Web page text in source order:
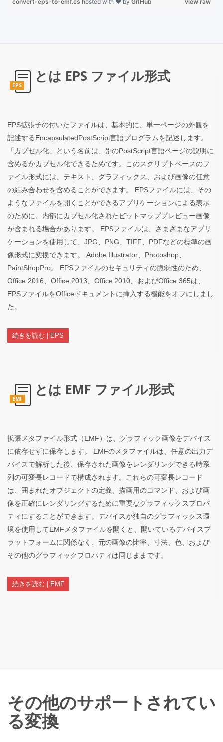
view raw
convert-eps-to-emf.cs hosted with ❤ by GitHub
EPS
とは EPS ファイル形式
EPS拡張子の付いたファイルは、基本的に、単一ページの外観を
記述するEncapsulatedPostScript言語プログラムを記述します。
「カプセル化」という名前は、別のPostScript言語ページの説明に
含めるかカプセル化できるためです。このスクリプトベースのフ
ァイル形式には、テキスト、グラフィックス、および画像の任意
の組み合わせを含めることができます。 EPSファイルには、その
ようなファイルを開くことができるアプリケーションによる表示
のために、内部にカプセル化されたビットマッププレビュー画像
が含まれる場合があります。 EPSファイルは、さまざまなアプリ
ケーションを使用して、JPG、PNG、TIFF、PDFなどの標準の画
像形式に変換できます。 Adobe Illustrator、Photoshop、
PaintShopPro。 EPSファイルのセキュリティの脆弱性のため、
Office 2016、Office 2013、Office 2010、およびOffice 365は、
EPSファイルをOfficeドキュメントに挿入する機能をオフにしまし
た。
続きを読む | EPS
EMF
とは EMF ファイル形式
拡張メタファイル形式（EMF）は、グラフィック画像をデバイス
に依存せずに保存します。 EMFのメタファイルは、任意の出力デ
バイスで解析した後、保存された画像をレンダリングできる時系
列の可変長レコードで構成されます。これらの可変長レコード
は、囲まれたオブジェクトの定義、描画用のコマンド、および画
像を正確にレンダリングするために重要なグラフィックスプロパ
ティにすることができます。デバイスが独自のグラフィックス環
境を使用してEMFメタファイルを開くと、開いているデバイスプ
ラットフォームに関係なく、元の画像の比率、寸法、色、および
その他のグラフィックプロパティは同じままです。
続きを読む | EMF
その他のサポートされてい
る変換